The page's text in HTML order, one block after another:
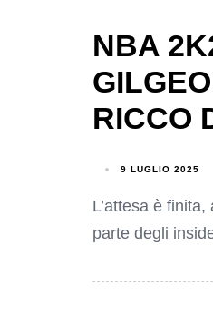
NBA
RICCO
9 LUGLIO 2025
L’attesa è
parte degli